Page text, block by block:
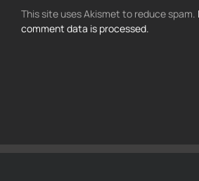
This site uses Akismet to reduce spam.
comment data is processed.